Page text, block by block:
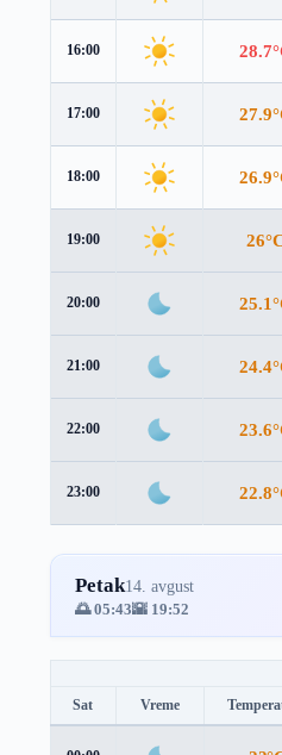
16:00
17:00
18:00
19:00
20:00
21:00
22:00
23:00
Petak14. avgust
🌅 05:43🌇 19:52
Sat Vreme